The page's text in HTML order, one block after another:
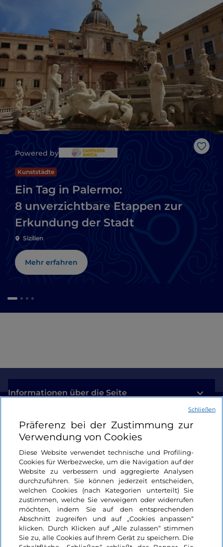
Like
Powered by
Kunststädte
Ein Tag in Palermo:
8 unverzichtbare Etappen zur
Erkundung der Stadt
Sizilien
Mehr erfahren
Informationen über die Seite
Nützliche Links
Login
Bleiben wir in Kontakt
Präferenz bei der Zustimmung zur
Verwendung von Cookies
Diese Website verwendet technische und Profiling-
Cookies für Werbezwecke, um die Navigation auf der
Website zu verbessern und aggregierte Analysen
durchzuführen. Sie können jederzeit entscheiden,
welchen Cookies (nach Kategorien unterteilt) Sie
zustimmen, welche Sie verweigern oder widerrufen
möchten, indem Sie auf den entsprechenden
Abschnitt zugreifen und auf „Cookies anpassen“
klicken. Durch Klicken auf „Alle zulassen“ stimmen
Sie zu, alle Cookies auf Ihrem Gerät zu speichern. Die
Schließen